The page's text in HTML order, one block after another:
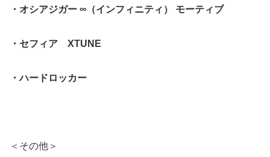
・オシアジガー ∞（インフィニティ） モーティブ
・セフィア XTUNE
・ハードロッカー
＜その他＞